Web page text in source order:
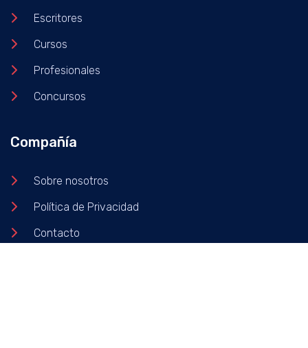
Escritores
Cursos
Profesionales
Concursos
Compañía
Sobre nosotros
Política de Privacidad
Contacto